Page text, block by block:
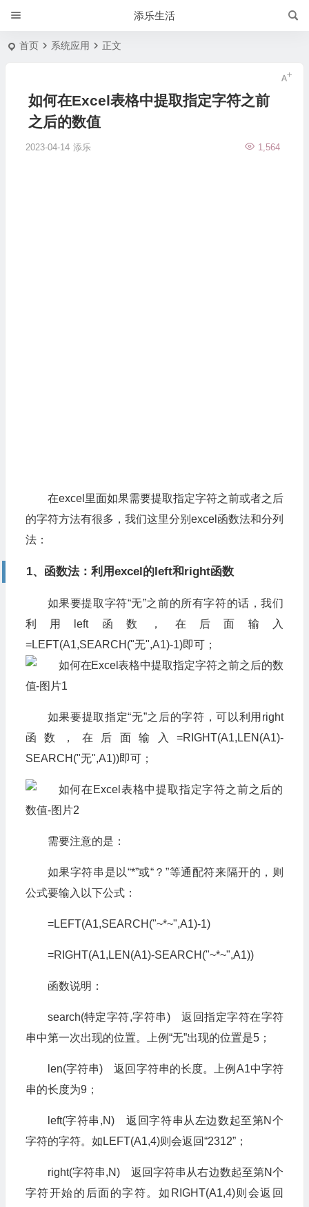
添乐生活
首页 系统应用 正文
如何在Excel表格中提取指定字符之前
之后的数值
2023-04-14 添乐 1,564
在excel里面如果需要提取指定字符之前或者之后
的字符方法有很多，我们这里分别excel函数法和分列
法：
1、函数法：利用excel的left和right函数
如果要提取字符“无”之前的所有字符的话，我们
利用left函数，在后面输入
=LEFT(A1,SEARCH("无",A1)-1)即可；
如果要提取指定“无”之后的字符，可以利用right
函数，在后面输入=RIGHT(A1,LEN(A1)-
SEARCH("无",A1))即可；
需要注意的是：
如果字符串是以“*”或“？”等通配符来隔开的，则
公式要输入以下公式：
=LEFT(A1,SEARCH("~*~",A1)-1)
=RIGHT(A1,LEN(A1)-SEARCH("~*~",A1))
函数说明：
search(特定字符,字符串) 返回指定字符在字符
串中第一次出现的位置。上例“无”出现的位置是5；
len(字符串) 返回字符串的长度。上例A1中字符
串的长度为9；
left(字符串,N) 返回字符串从左边数起至第N个
字符的字符。如LEFT(A1,4)则会返回“2312”；
right(字符串,N) 返回字符串从右边数起至第N个
字符开始的后面的字符。如RIGHT(A1,4)则会返回